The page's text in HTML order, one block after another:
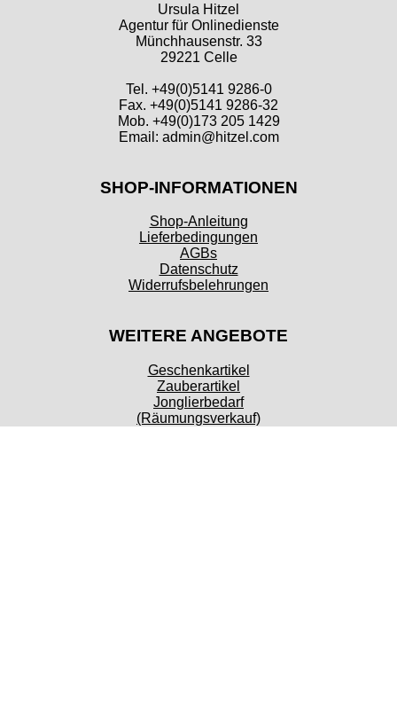
Ursula Hitzel
Agentur für Onlinedienste
Münchhausenstr. 33
29221 Celle
Tel. +49(0)5141 9286-0
Fax. +49(0)5141 9286-32
Mob. +49(0)173 205 1429
Email: admin@hitzel.com
SHOP-INFORMATIONEN
Shop-Anleitung
Lieferbedingungen
AGBs
Datenschutz
Widerrufsbelehrungen
WEITERE ANGEBOTE
Geschenkartikel
Zauberartikel
Jonglierbedarf
(Räumungsverkauf)